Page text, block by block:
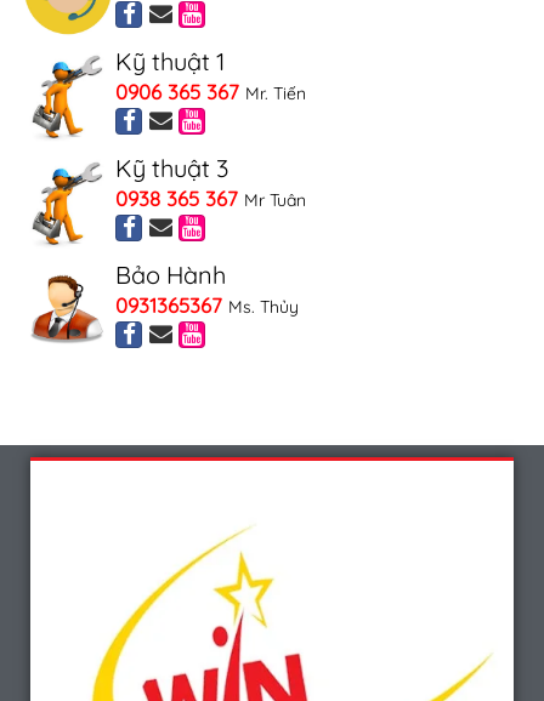
Kỹ thuật 1
0906 365 367 Mr. Tiến
Kỹ thuật 3
0938 365 367 Mr Tuân
Bảo Hành
0931365367 Ms. Thủy